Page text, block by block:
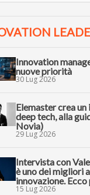
Innovation
nuove priorità
30 Lug 2026
Elemaster crea
deep tech, alla
Novia)
29 Lug 2026
Intervista con
è uno dei migliori
innovazione. Ecco
15 Lug 2026